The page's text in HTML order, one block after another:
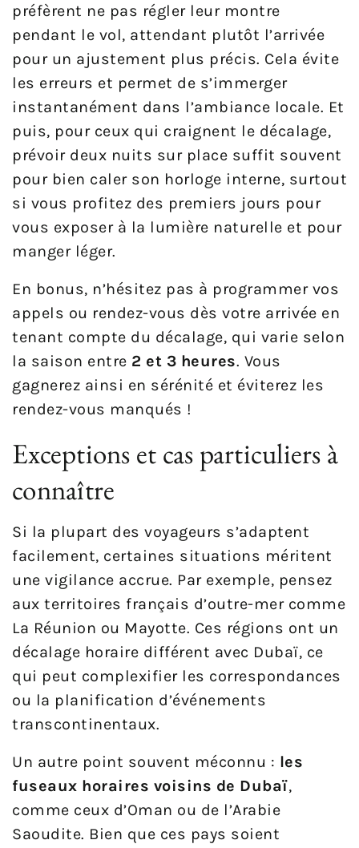
préfèrent ne pas régler leur montre
pendant le vol, attendant plutôt l’arrivée
pour un ajustement plus précis. Cela évite
les erreurs et permet de s’immerger
instantanément dans l’ambiance locale. Et
puis, pour ceux qui craignent le décalage,
prévoir deux nuits sur place suffit souvent
pour bien caler son horloge interne, surtout
si vous profitez des premiers jours pour
vous exposer à la lumière naturelle et pour
manger léger.
En bonus, n’hésitez pas à programmer vos
appels ou rendez-vous dès votre arrivée en
tenant compte du décalage, qui varie selon
la saison entre 2 et 3 heures. Vous
gagnerez ainsi en sérénité et éviterez les
rendez-vous manqués !
Exceptions et cas particuliers à
connaître
Si la plupart des voyageurs s’adaptent
facilement, certaines situations méritent
une vigilance accrue. Par exemple, pensez
aux territoires français d’outre-mer comme
La Réunion ou Mayotte. Ces régions ont un
décalage horaire différent avec Dubaï, ce
qui peut complexifier les correspondances
ou la planification d’événements
transcontinentaux.
Un autre point souvent méconnu : les
fuseaux horaires voisins de Dubaï,
comme ceux d’Oman ou de l’Arabie
Saoudite. Bien que ces pays soient